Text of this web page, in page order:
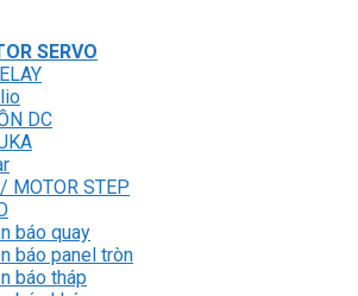
SERVO
DC
MOTOR STEP
báo quay
báo panel tròn
báo tháp